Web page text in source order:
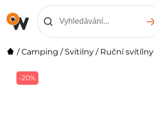
/Camping / Svítilny / Ruční svítílny
-20%